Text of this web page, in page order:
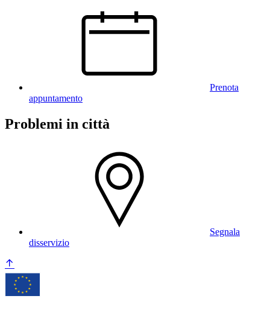
Prenota
appuntamento
Problemi in città
Segnala
disservizio